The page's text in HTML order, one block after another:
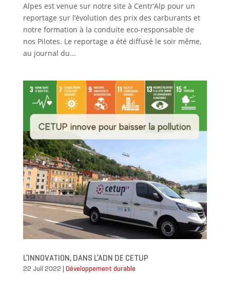
Alpes est venue sur notre site à Centr’Alp pour un
reportage sur l’évolution des prix des carburants et
notre formation à la conduite eco-responsable de
nos Pilotes. Le reportage a été diffusé le soir même,
au journal du...
L’INNOVATION, DANS L’ADN DE CETUP
22 Juil 2022 Développement durable